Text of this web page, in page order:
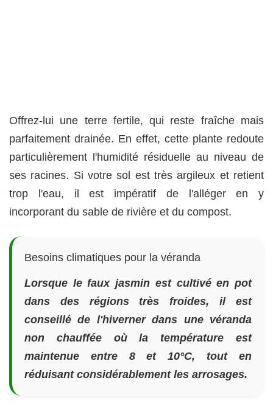
Offrez-lui une terre fertile, qui reste fraîche mais
parfaitement drainée. En effet, cette plante redoute
particulièrement l'humidité résiduelle au niveau de
ses racines. Si votre sol est très argileux et retient
trop l'eau, il est impératif de l'alléger en y
incorporant du sable de rivière et du compost.
Besoins climatiques pour la véranda
Lorsque le faux jasmin est cultivé en pot
dans des régions très froides, il est
conseillé de l'hiverner dans une véranda
non chauffée où la température est
maintenue entre 8 et 10°C, tout en
réduisant considérablement les arrosages.